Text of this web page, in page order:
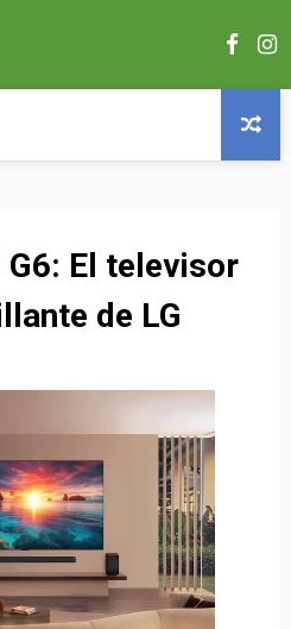
G6: El televisor
de LG